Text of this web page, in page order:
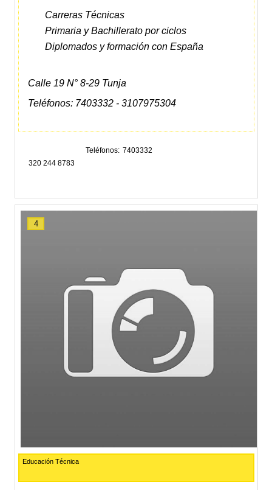
Carreras Técnicas
Primaria y Bachillerato por ciclos
Diplomados y formación con España
Calle 19 N° 8-29 Tunja
Teléfonos: 7403332 - 3107975304
Teléfonos
7403332
320 244 8783
4
Educación Técnica